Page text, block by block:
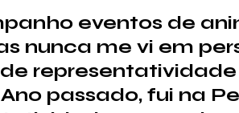
eventos de
nunca me vi em
passado, fui na